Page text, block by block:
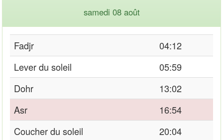
samedi 08 août
Fadjr
04:12
Lever du soleil
05:59
Dohr
13:02
Asr
16:54
Coucher du soleil
20:04